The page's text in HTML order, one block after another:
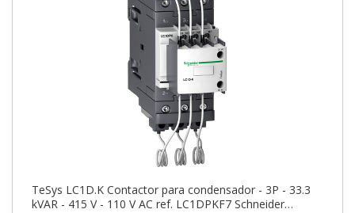
TeSys LC1D.K Contactor para condensador - 3P - 33.3
kVAR - 415 V - 110 V AC ref. LC1DPKF7 Schneider